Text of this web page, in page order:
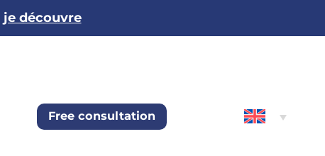
je découvre
Free consultation